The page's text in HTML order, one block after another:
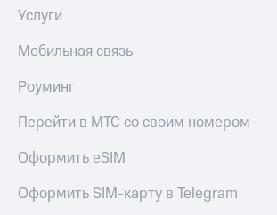
Услуги
Мобильная связь
Роуминг
Перейти в МТС со своим номером
Оформить eSIM
Оформить SIM-карту в Telegram